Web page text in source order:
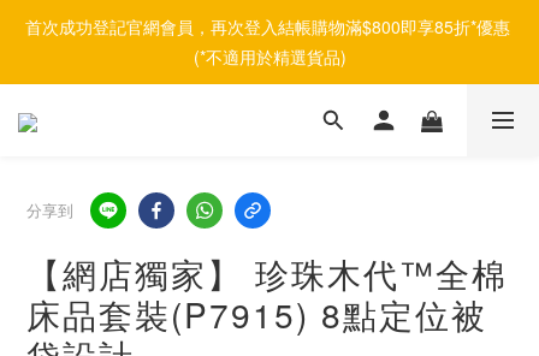
首次成功登記官網會員，再次登入結帳購物滿$800即享85折*優惠
(*不適用於精選貨品)
分享到
【網店獨家】 珍珠木代™全棉
床品套裝(P7915) 8點定位被